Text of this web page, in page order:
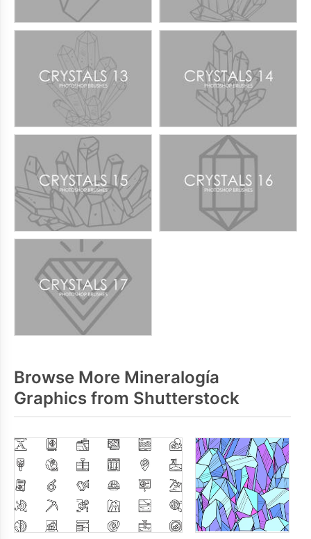
Browse More Mineralogía
Graphics from Shutterstock